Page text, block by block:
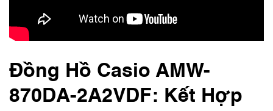
Đồng Hồ Casio AMW-
870DA-2A2VDF: Kết Hợp